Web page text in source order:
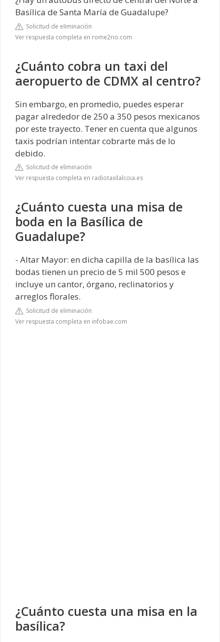
Basílica de Santa María de Guadalupe?
Solicitud de eliminación
Ver respuesta completa en rome2rio.com
¿Cuánto cobra un taxi del
aeropuerto de CDMX al centro?
Sin embargo, en promedio, puedes esperar
pagar alrededor de 250 a 350 pesos mexicanos
por este trayecto. Tener en cuenta que algunos
taxis podrían intentar cobrarte más de lo
debido.
Solicitud de eliminación
Ver respuesta completa en radiotaxilalcoia.es
¿Cuánto cuesta una misa de
boda en la Basílica de
Guadalupe?
- Altar Mayor: en dicha capilla de la basílica las
bodas tienen un precio de 5 mil 500 pesos e
incluye un cantor, órgano, reclinatorios y
arreglos florales.
Solicitud de eliminación
Ver respuesta completa en infobae.com
¿Cuánto cuesta una misa en la
basílica?